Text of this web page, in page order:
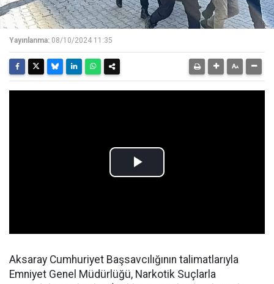
Yayınlanma: 08/10/2024 11:35
Aksaray Cumhuriyet Başsavcılığının talimatlarıyla
Emniyet Genel Müdürlüğü, Narkotik Suçlarla